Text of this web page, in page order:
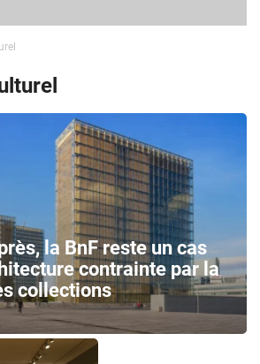
la BnF reste un cas
contrainte par la
collections